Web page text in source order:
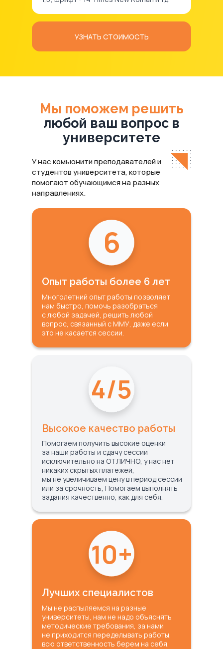
УЗНАТЬ СТОИМОСТЬ
Мы поможем решить
любой ваш вопрос в
университете
Опыт работы более 6 лет
Многолетний опыт работы позволяет
нам быстро, помочь разобраться
с любой задачей, решить любой
вопрос, связанный с ММУ, даже если
это не касается сессии.
Высокое качество работы
Помогаем получить высокие оценки
за наши работы и сдачу сессии
исключительно на ОТЛИЧНО, у нас нет
никаких скрытых платежей,
мы не увеличиваем цену в период сессии
или за срочность, Помогаем выполнять
задания качественно, как для себя.
У нас комьюнити преподавателей и
студентов университета, которые
помогают обучающимся на разных
направлениях.
4/5
Лучших специалистов
Мы не распыляемся на разные
университеты, нам не надо объяснять
методические требования, за нами
не приходится переделывать работы,
всю ответственность берем на себя.
10+
6